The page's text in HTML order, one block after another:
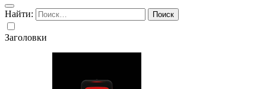
Найти:
Заголовки